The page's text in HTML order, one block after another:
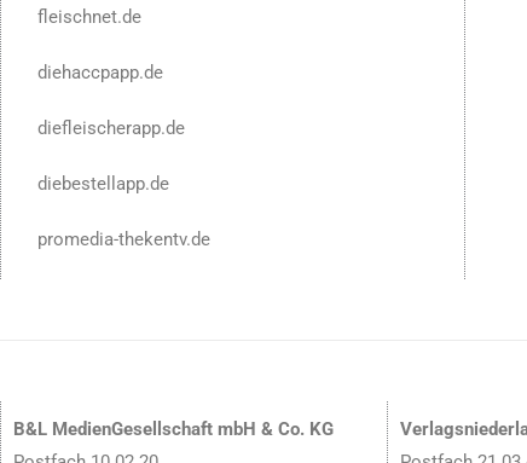
fleischnet.de
diehaccpapp.de
diefleischerapp.de
diebestellapp.de
promedia-thekentv.de
B&L MedienGesellschaft mbH & Co. KG